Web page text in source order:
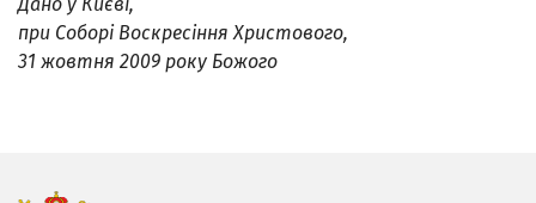
при Соборі Воскресіння Христового,
31 жовтня 2009 року Божого